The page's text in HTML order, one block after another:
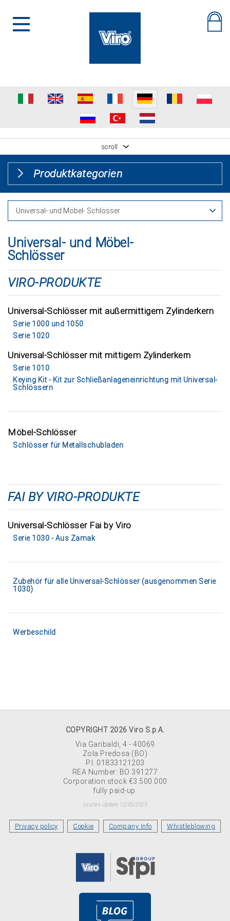
scroll
Produktkategorien
Universal- und Möbel-
Schlösser
VIRO-PRODUKTE
Universal-Schlösser mit außermittigem Zylinderkern
Serie 1000 und 1050
Serie 1020
Universal-Schlösser mit mittigem Zylinderkern
Serie 1010
Keying Kit - Kit zur Schließanlageneinrichtung mit Universal-
Schlössern
Möbel-Schlösser
Schlösser für Metallschubladen
FAI BY VIRO-PRODUKTE
Universal-Schlösser Fai by Viro
Serie 1030 - Aus Zamak
Zubehör für alle Universal-Schlösser (ausgenommen Serie
1030)
Werbeschild
COPYRIGHT 2026 Viro S.p.A.
Via Garibaldi, 4 - 40069
Zola Predosa (BO)
P.I. 01833121203
REA Number: BO 391277
Corporation stock €3.500.000
fully paid-up.
Letztes Update 12/05/2023
Privacy policy Cookie Company Info Whistleblowing